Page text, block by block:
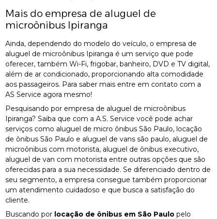
Mais do empresa de aluguel de
microônibus Ipiranga
Ainda, dependendo do modelo do veículo, o empresa de
aluguel de microônibus Ipiranga é um serviço que pode
oferecer, também Wi-Fi, frigobar, banheiro, DVD e TV digital,
além de ar condicionado, proporcionando alta comodidade
aos passageiros. Para saber mais entre em contato com a
AS Service agora mesmo!
Pesquisando por empresa de aluguel de microônibus
Ipiranga? Saiba que com a A.S. Service você pode achar
serviços como aluguel de micro ônibus São Paulo, locação
de ônibus São Paulo e aluguel de vans são paulo, aluguel de
microônibus com motorista, aluguel de ônibus executivo,
aluguel de van com motorista entre outras opções que são
oferecidas para a sua necessidade. Se diferenciado dentro de
seu segmento, a empresa consegue também proporcionar
um atendimento cuidadoso e que busca a satisfação do
cliente.
Buscando por locação de ônibus em São Paulo pelo